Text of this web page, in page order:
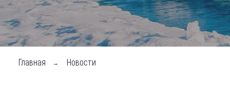
Главная Новости